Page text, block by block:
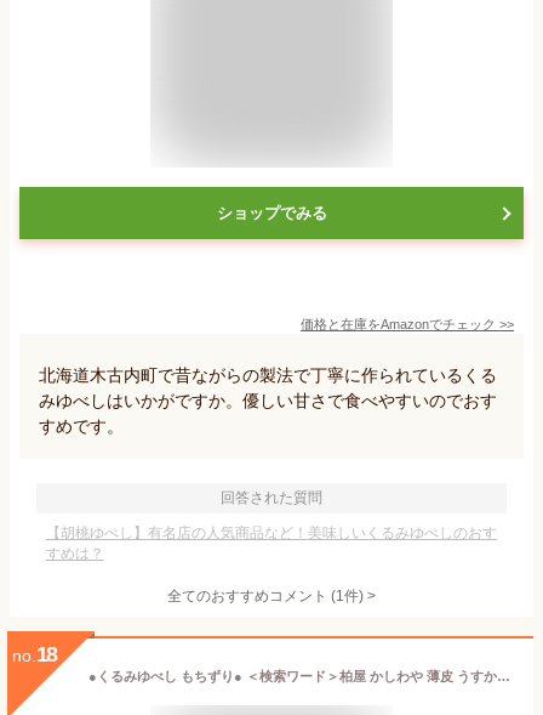
ショップでみる
価格と在庫をAmazonでチェック >>
北海道木古内町で昔ながらの製法で丁寧に作られているくる
みゆべしはいかがですか。優しい甘さで食べやすいのでおす
すめです。
回答された質問
【胡桃ゆべし】有名店の人気商品など！美味しいくるみゆべしのおす
すめは？
全てのおすすめコメント (1件) >
no. 18
●くるみゆべし もちずり● ＜検索ワード＞柏屋 かしわや 薄皮 うすかわ 福島 ふくしま 郡山 こおりやま 土産 みやげ 餅 もちもち もっちり 柚餅子 ゆべし 胡桃 くるみ ギフト プレゼント 贈り物 醤油 しょうゆ 甘じょっぱい 個包装 日持ち おやつ お茶菓子 供え物 御供